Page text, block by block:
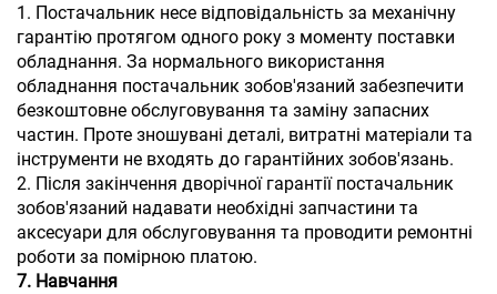
1. Постачальник несе відповідальність за механічну
гарантію протягом одного року з моменту поставки
обладнання. За нормального використання
обладнання постачальник зобов'язаний забезпечити
безкоштовне обслуговування та заміну запасних
частин. Проте зношувані деталі, витратні матеріали та
інструменти не входять до гарантійних зобов'язань.
2. Після закінчення дворічної гарантії постачальник
зобов'язаний надавати необхідні запчастини та
аксесуари для обслуговування та проводити ремонтні
роботи за помірною платою.
7. Навчання